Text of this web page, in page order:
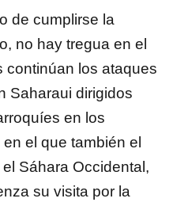
de cumplirse la
no hay tregua en el
continúan los ataques
Saharaui dirigidos
en los
el que también el
Sáhara Occidental,
su visita por la